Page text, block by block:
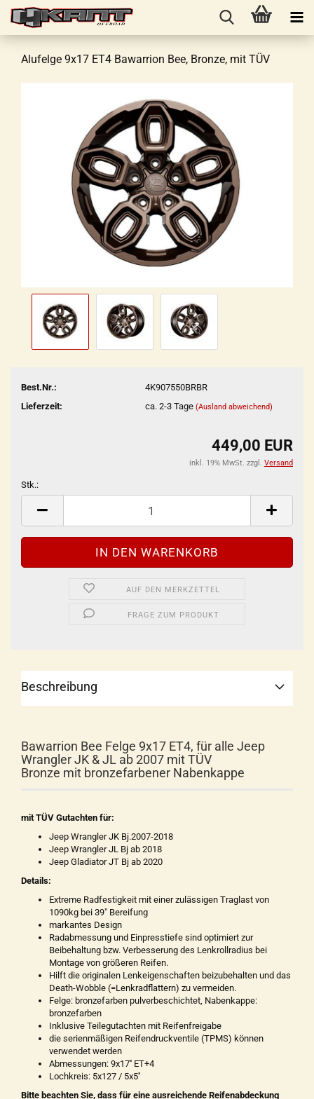
Alufelge 9x17 ET4 Bawarrion Bee, Bronze, mit TÜV
Best.Nr.:
4K907550BRBR
Lieferzeit:
ca. 2-3 Tage (Ausland abweichend)
449,00 EUR
inkl. 19% MwSt. zzgl. Versand
Stk.:
Stk.
AUF DEN MERKZETTEL
FRAGE ZUM PRODUKT
Beschreibung
Bawarrion Bee Felge 9x17 ET4, für alle Jeep
Wrangler JK & JL ab 2007 mit TÜV
Bronze mit bronzefarbener Nabenkappe
mit TÜV Gutachten für:
Jeep Wrangler JK Bj.2007-2018
Jeep Wrangler JL Bj ab 2018
Jeep Gladiator JT Bj ab 2020
Details:
Extreme Radfestigkeit mit einer zulässigen Traglast von
1090kg bei 39" Bereifung
markantes Design
Radabmessung und Einpresstiefe sind optimiert zur
Beibehaltung bzw. Verbesserung des Lenkrollradius bei
Montage von größeren Reifen.
Hilft die originalen Lenkeigenschaften beizubehalten und das
Death-Wobble (=Lenkradflattern) zu vermeiden.
Felge: bronzefarben pulverbeschichtet, Nabenkappe:
bronzefarben
Inklusive Teilegutachten mit Reifenfreigabe
die serienmäßigen Reifendruckventile (TPMS) können
verwendet werden
Abmessungen: 9x17'' ET+4
Lochkreis: 5x127 / 5x5''
Bitte beachten Sie, dass für eine ausreichende Reifenabdeckung